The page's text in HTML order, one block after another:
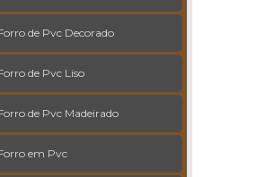
de Pvc Decorado
de Pvc Liso
de Pvc Madeirado
em Pvc